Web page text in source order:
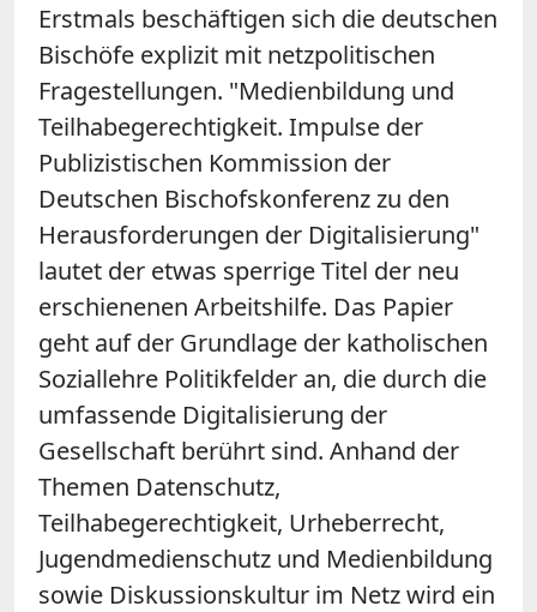
Erstmals beschäftigen sich die deutschen
Bischöfe explizit mit netzpolitischen
Fragestellungen. "Medienbildung und
Teilhabegerechtigkeit. Impulse der
Publizistischen Kommission der
Deutschen Bischofskonferenz zu den
Herausforderungen der Digitalisierung"
lautet der etwas sperrige Titel der neu
erschienenen Arbeitshilfe. Das Papier
geht auf der Grundlage der katholischen
Soziallehre Politikfelder an, die durch die
umfassende Digitalisierung der
Gesellschaft berührt sind. Anhand der
Themen Datenschutz,
Teilhabegerechtigkeit, Urheberrecht,
Jugendmedienschutz und Medienbildung
sowie Diskussionskultur im Netz wird ein